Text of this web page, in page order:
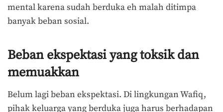
mental karena sudah berduka eh malah ditimpa
banyak beban sosial.
Beban ekspektasi yang toksik dan
memuakkan
Belum lagi beban ekspektasi. Di lingkungan Wafiq,
pihak keluarga yang berduka juga harus berhadapan